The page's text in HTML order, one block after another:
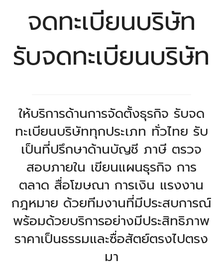
จดทะเบียนบริษัท
รับจดทะเบียนบริษัท
ให้บริการด้านการจัดตั้งธุรกิจ รับจด
ทะเบียนบริษัททุกประเภท ทั่วไทย รับ
เป็นที่ปรึกษาด้านบัญชี ภาษี ตรวจ
สอบภายใน เขียนแผนธุรกิจ การ
ตลาด สื่อโฆษณา การเงิน แรงงาน
กฎหมาย ด้วยทีมงานที่มีประสบการณ์
พร้อมด้วยบริการอย่างมีประสิทธิภาพ
ราคาเป็นธรรมและซื่อสัตย์ตรงไปตรง
มา